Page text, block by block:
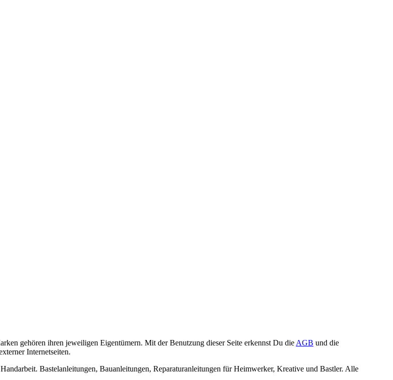
gehören ihren jeweiligen Eigentümern. Mit der Benutzung dieser Seite erkennst Du die AGB und die
Internetseiten.
Bastelanleitungen, Bauanleitungen, Reparaturanleitungen für Heimwerker, Kreative und Bastler. Alle